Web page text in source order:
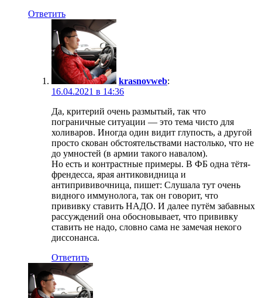
Ответить
krasnovweb:
16.04.2021 в 14:36
Да, критерий очень размытый, так что
пограничные ситуации — это тема чисто для
холиваров. Иногда один видит глупость, а другой
просто скован обстоятельствами настолько, что не
до умностей (в армии такого навалом).
Но есть и контрастные примеры. В ФБ одна тётя-
френдесса, ярая антиковидница и
антипрививочница, пишет: Слушала тут очень
видного иммунолога, так он говорит, что
прививку ставить НАДО. И далее путём забавных
рассуждений она обосновывает, что прививку
ставить не надо, словно сама не замечая некого
диссонанса.
Ответить